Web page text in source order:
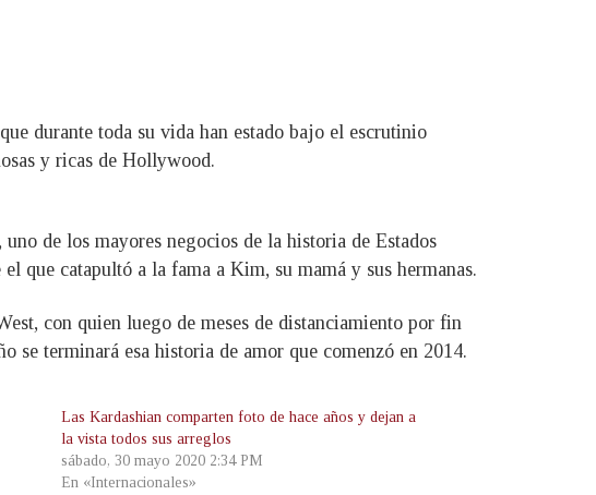
durante toda su vida han estado bajo el escrutinio
y ricas de Hollywood.
de los mayores negocios de la historia de Estados
que catapultó a la fama a Kim, su mamá y sus hermanas.
con quien luego de meses de distanciamiento por fin
se terminará esa historia de amor que comenzó en 2014.
Las Kardashian comparten foto de hace años y dejan a
la vista todos sus arreglos
sábado, 30 mayo 2020 2:34 PM
En «Internacionales»